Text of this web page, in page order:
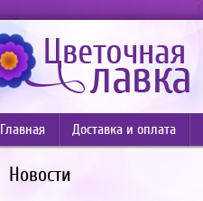
Главная Доставка и оплата
Новости